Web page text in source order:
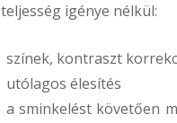
igénye nélkül:
színek, kontraszt
utólagos élesítés
a sminkelést követően